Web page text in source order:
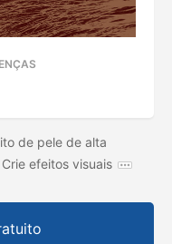
de pele de alta
efeitos visuais